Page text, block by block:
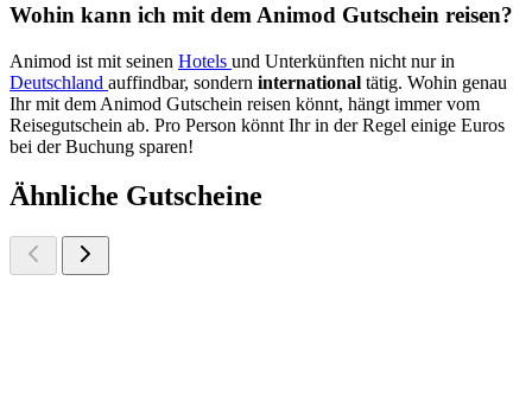
Wohin kann ich mit dem Animod Gutschein reisen?
Animod ist mit seinen Hotels und Unterkünften nicht nur in
Deutschland auffindbar, sondern international tätig. Wohin genau
Ihr mit dem Animod Gutschein reisen könnt, hängt immer vom
Reisegutschein ab. Pro Person könnt Ihr in der Regel einige Euros
bei der Buchung sparen!
Ähnliche Gutscheine